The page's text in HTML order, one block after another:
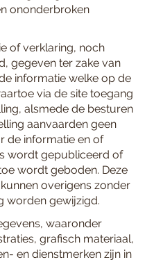
ononderbroken
of verklaring, noch
gegeven ter zake van
informatie welke op de
via de site toegang
alsmede de besturen
aanvaarden geen
de informatie en of
wordt gepubliceerd of
wordt geboden. Deze
overigens zonder
worden gewijzigd.
waaronder
grafisch materiaal,
en dienstmerken zijn in